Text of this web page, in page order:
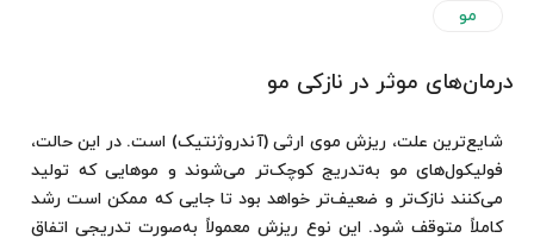
مو
درمان‌های موثر در نازکی مو
شایع‌ترین علت، ریزش موی ارثی (آندروژنتیک) است. در این حالت،
فولیکول‌های مو به‌تدریج کوچک‌تر می‌شوند و موهایی که تولید
می‌کنند نازک‌تر و ضعیف‌تر خواهد بود تا جایی که ممکن است رشد
کاملاً متوقف شود. این نوع ریزش معمولاً به‌صورت تدریجی اتفاق